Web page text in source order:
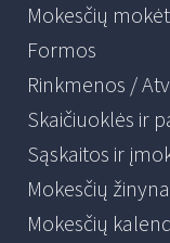
Mokesčių
Formos
Rinkmenos /
Skaičiuoklės ir
Sąskaitos ir
Mokesčių
Mokesčių